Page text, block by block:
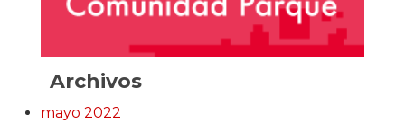
Archivos
mayo 2022